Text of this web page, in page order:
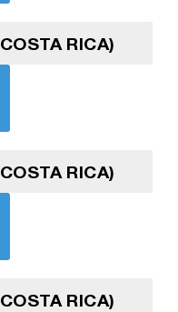
RICA)
RICA)
RICA)